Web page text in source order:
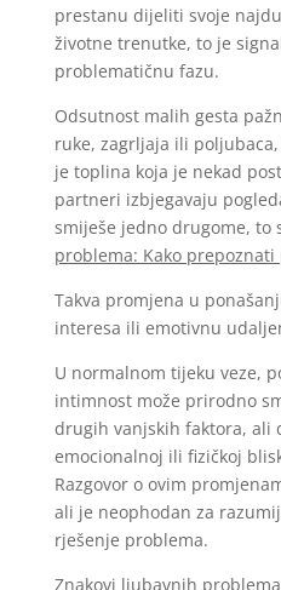
prestanu dijeliti svoje
životne trenutke, to je
problematičnu fazu.
Odsutnost malih gesta
ruke, zagrljaja ili
je toplina koja je nekad
partneri izbjegavaju
smiješe jedno drugome, to
problema: Kako
Takva promjena u
interesa ili emotivnu
U normalnom tijeku veze,
intimnost može prirodno
drugih vanjskih faktora, ali
emocionalnoj ili fizičkoj
Razgovor o ovim
ali je neophodan za
rješenje problema.
Znakovi ljubavnih